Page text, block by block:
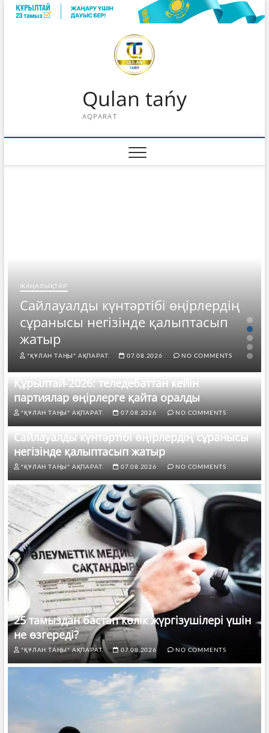
Skip
Qulan tańy
AQPARAT
ЖАҢАЛЫҚТАР
Сайлауалды күнтәртібі өңірлердің
сұранысы негізінде қалыптасып
жатыр
"ҚҰЛАН ТАҢЫ" АҚПАРАТ. 07.08.2026 NO COMMENTS
Құрылтай-2026: теледебаттан кейін
партиялар өңірлерге қайта оралды
"ҚҰЛАН ТАҢЫ" АҚПАРАТ. 07.08.2026 NO COMMENTS
Сайлауалды күнтәртібі өңірлердің сұранысы
негізінде қалыптасып жатыр
"ҚҰЛАН ТАҢЫ" АҚПАРАТ. 07.08.2026 NO COMMENTS
25 тамыздан бастап көлік жүргізушілері үшін
не өзгереді?
"ҚҰЛАН ТАҢЫ" АҚПАРАТ. 07.08.2026 NO COMMENTS